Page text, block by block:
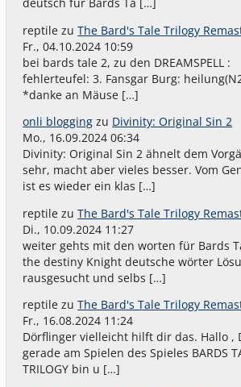
reptile zuThe Bard's Tale Trilogy
Fr., 04.10.2024 10:59
bei bards tale 2, zu den DREAMSPELL :
fehlerteufel: 3. Fansgar Burg:
*danke an Mäuse […]
onli blogging zu Divinity: Original Sin 2
Mo., 16.09.2024 06:34
Divinity: Original Sin 2 ähnelt dem
sehr, macht aber vieles besser. Vom
ist es wieder ein klas […]
reptile zuThe Bard's Tale Trilogy
Di., 10.09.2024 11:27
weiter gehts mit den worten für Bards
the destiny Knight deutsche wörter
rausgesucht und selbs […]
reptile zuThe Bard's Tale Trilogy
Fr., 16.08.2024 11:24
Dörflinger vielleicht hilft dir das. Hallo ,
gerade am Spielen des Spieles BARDS
TRILOGY bin u […]